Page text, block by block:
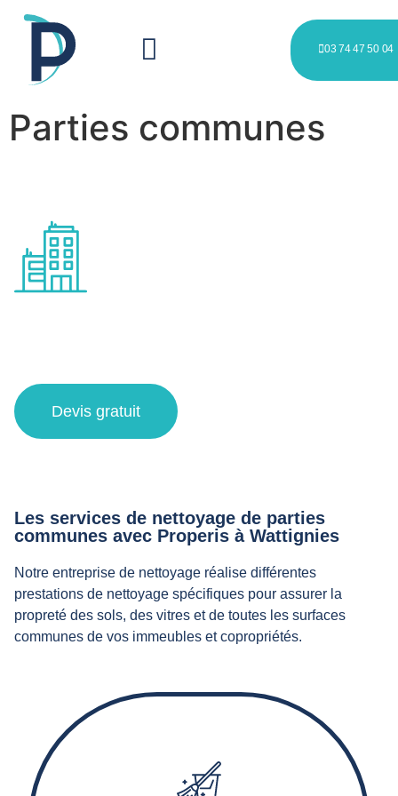
03 74 47 50 04
Parties communes
Devis gratuit
Les services de nettoyage de parties
communes avec Properis à Wattignies
Notre entreprise de nettoyage réalise différentes
prestations de nettoyage spécifiques pour assurer la
propreté des sols, des vitres et de toutes les surfaces
communes de vos immeubles et copropriétés.